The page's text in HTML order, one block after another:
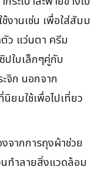
งานเช่น เพื่อใส่สัมม
ว แว่นตา ครีม
ปใบเล็กๆคู่กับ
ะจิก นอกจาก
นิยมใช้เพื่อไปเที่ยว
งจากการถุงผ้าช่วย
ทำลายสิ่งแวดล้อม